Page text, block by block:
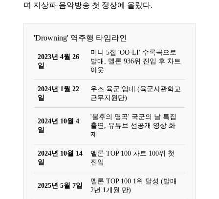
며 지상파 음악방송 첫 정상에 올랐다.
'Drowning' 역주행 타임라인
2023년 4월 26
일
미니 5집 'OO-LI' 수록곡으로
발매, 멜론 936위 진입 후 차트
아웃
2024년 1월 22
일
우즈 육군 입대 (육군사관학교
근무지원단)
2024년 10월 4
일
'불후의 명곡' 국군의 날 특집
출연, 유튜브 선공개 영상 화
제
2024년 10월 14
일
멜론 TOP 100 차트 100위 첫
진입
2025년 5월 7일
멜론 TOP 100 1위 달성 (발매
2년 1개월 만)